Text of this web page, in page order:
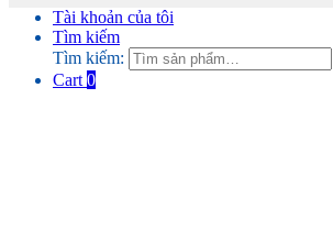
Tài khoản của tôi
Tìm kiếm
Tìm kiếm:
Cart 0